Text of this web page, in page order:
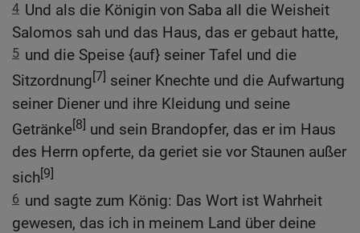
4 Und als die Königin von Saba all die Weisheit
Salomos sah und das Haus, das er gebaut hatte,
5 und die Speise {auf} seiner Tafel und die
Sitzordnung[7] seiner Knechte und die Aufwartung
seiner Diener und ihre Kleidung und seine
Getränke[8] und sein Brandopfer, das er im Haus
des Herrn opferte, da geriet sie vor Staunen außer
sich[9]
6 und sagte zum König: Das Wort ist Wahrheit
gewesen, das ich in meinem Land über deine